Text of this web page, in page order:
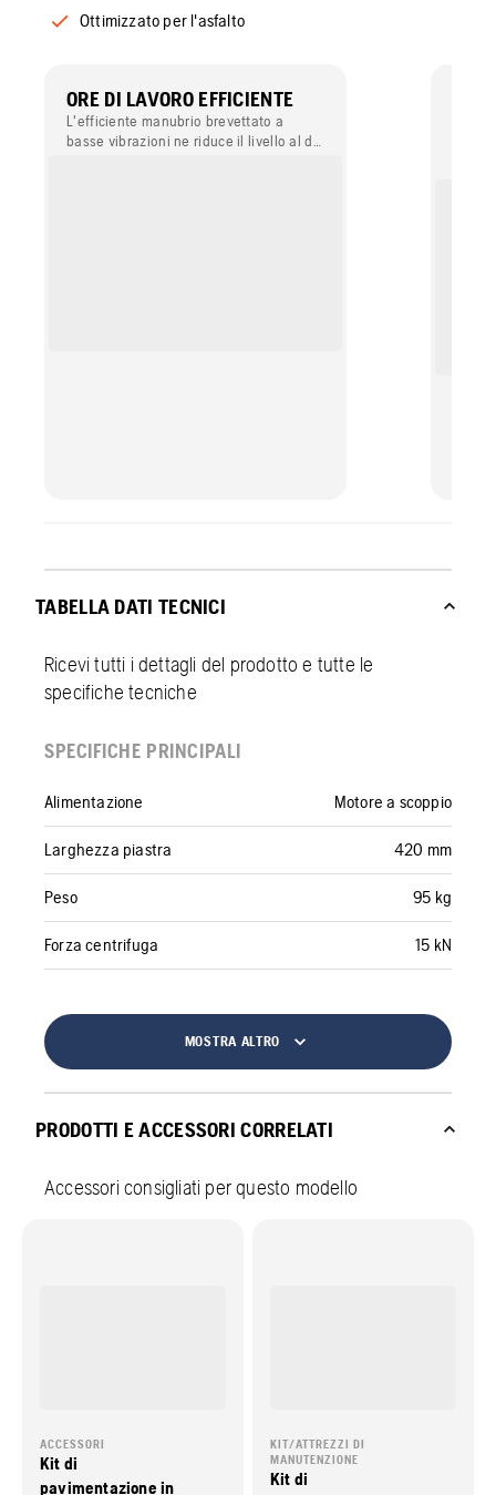
Ottimizzato per l'asfalto
ORE DI LAVORO EFFICIENTE
L'efficiente manubrio brevettato a
basse vibrazioni ne riduce il livello al di
TABELLA DATI TECNICI
Ricevi tutti i dettagli del prodotto e tutte le
specifiche tecniche
SPECIFICHE PRINCIPALI
Alimentazione Motore a scoppio
Larghezza piastra 420 mm
Peso 95 kg
Forza centrifuga 15 kN
MOSTRA ALTRO
PRODOTTI E ACCESSORI CORRELATI
Accessori consigliati per questo modello
ACCESSORI
Kit di
pavimentazione in
KIT/ATTREZZI DI
MANUTENZIONE
Kit di